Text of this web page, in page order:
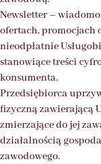
Newsletter –
ofertach, promocjach
nieodpłatnie
stanowiące treści
konsumenta.
Przedsiębiorca
fizyczną zawierającą
zmierzające do jej
działalnością
zawodowego.